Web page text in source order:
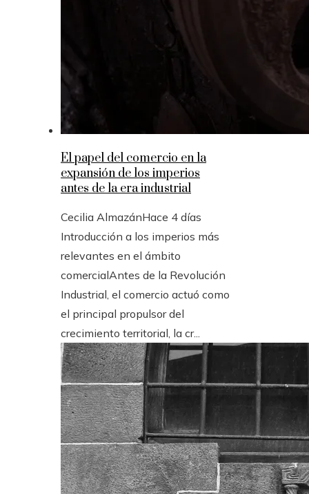
El papel del comercio en la
expansión de los imperios
antes de la era industrial
Cecilia AlmazánHace 4 días
Introducción a los imperios más
relevantes en el ámbito
comercialAntes de la Revolución
Industrial, el comercio actuó como
el principal propulsor del
crecimiento territorial, la cr...